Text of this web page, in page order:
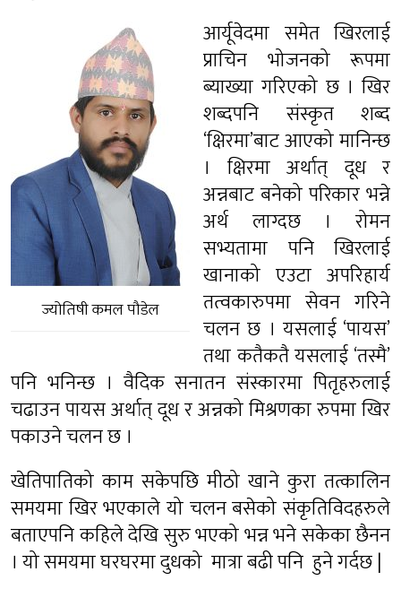
ज्योतिषी कमल पौडेल
आर्यूवेदमा समेत खिरलाई
प्राचिन भोजनको रूपमा
ब्याख्या गरिएको छ । खिर
शब्दपनि संस्कृत शब्द
‘क्षिरमा’बाट आएको मानिन्छ
। क्षिरमा अर्थात् दूध र
अन्नबाट बनेको परिकार भन्ने
अर्थ लाग्दछ । रोमन
सभ्यतामा पनि खिरलाई
खानाको एउटा अपरिहार्य
तत्वकारुपमा सेवन गरिने
चलन छ । यसलाई ‘पायस’
तथा कतैकतै यसलाई ‘तस्मै’
पनि भनिन्छ । वैदिक सनातन संस्कारमा पितृहरुलाई
चढाउन पायस अर्थात् दूध र अन्नको मिश्रणका रुपमा खिर
पकाउने चलन छ ।
खेतिपातिको काम सकेपछि मीठो खाने कुरा तत्कालिन
समयमा खिर भएकाले यो चलन बसेको संकृतिविदहरुले
बताएपनि कहिले देखि सुरु भएको भन्न भने सकेका छैनन
। यो समयमा घरघरमा दुधको मात्रा बढी पनि हुने गर्दछ |